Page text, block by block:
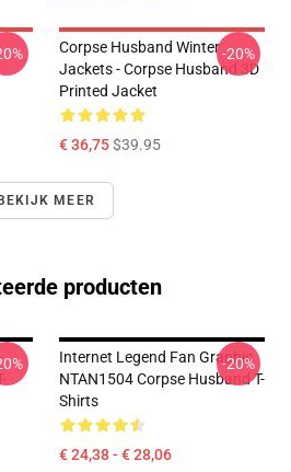
Corpse Husband Winter
Jackets - Corpse Husband 3D
Printed Jacket
€ 36,75$39.95
-20%
BEKIJK MEER
producten
Internet Legend Fan Graphic
NTAN1504 Corpse Husband T-
Shirts
€ 24,38 - € 28,06
-20%